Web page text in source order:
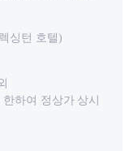
싱턴 호텔)
하여 정상가 상시